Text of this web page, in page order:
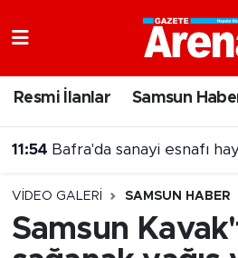
Resmi İlanlar Samsun
11:54 Bafra'da sanayi esnafı hayat
VIDEO GALERI SAMSUN HABER
Samsun
Samsun Namaz Vakitleri
Süper Lig Puan Durumu